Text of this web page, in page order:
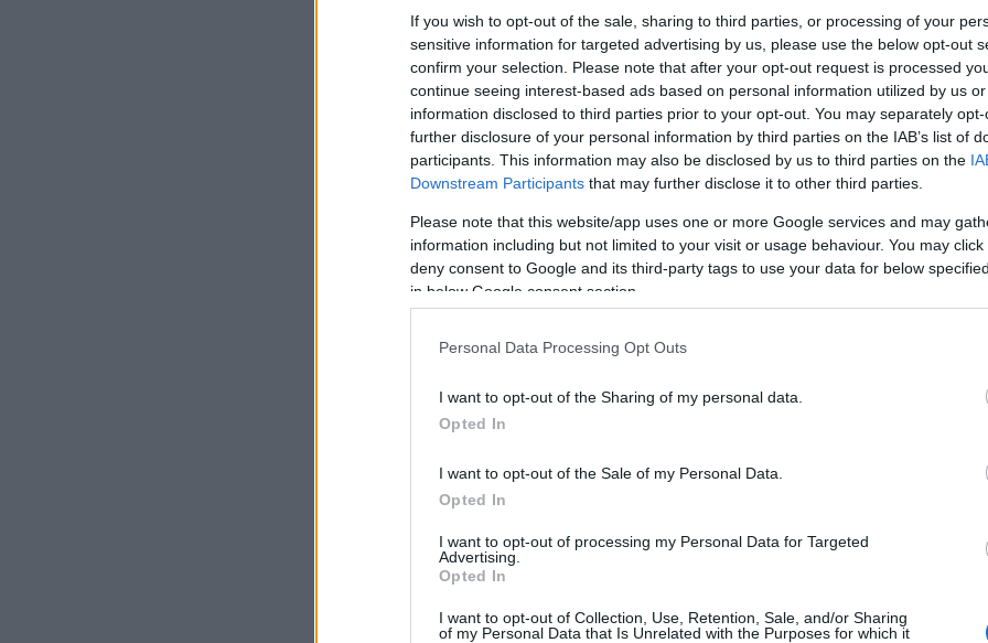
If you wish to opt-out of the sale, sharing to third parties, or processing of your
sensitive information for targeted advertising by us, please use the below opt-out
confirm your selection. Please note that after your opt-out request is processed
continue seeing interest-based ads based on personal information utilized by us
information disclosed to third parties prior to your opt-out. You may separately
further disclosure of your personal information by third parties on the IAB’s list of
participants. This information may also be disclosed by us to third parties on the
Downstream Participants that may further disclose it to other third parties.
Please note that this website/app uses one or more Google services and may
information including but not limited to your visit or usage behaviour. You may
deny consent to Google and its third-party tags to use your data for below
in below Google consent section.
Personal Data Processing Opt Outs
I want to opt-out of the Sharing of my personal data.
Opted In
I want to opt-out of the Sale of my Personal Data.
Opted In
I want to opt-out of processing my Personal Data for Targeted
Advertising.
Opted In
I want to opt-out of Collection, Use, Retention, Sale, and/or Sharing
of my Personal Data that Is Unrelated with the Purposes for which it
Λεπτομέρειες για την κυκλοφορία:
Θα διακοπεί πλήρως η κυκλοφορία όλων
προς ανατολικά, στο ύψος τουκλάδου
Η κυκλοφορία θα εκτρέπεται μέσω της
Τα οχήματα που κινούνται από τηΔυτική
υποχρεωτικά στηνέξοδο προς
θα κατευθύνονται προς τηΛεωφόρο
Δεν θα επιτρέπεται η είσοδος
ράμπα εισόδου στο ύψος των
να είναι
τις υποδείξεις τωναστυνομικών , ώστε να